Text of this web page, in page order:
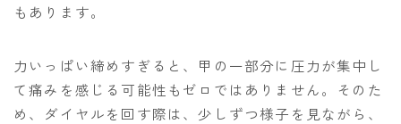
もあります。
力いっぱい締めすぎると、甲の一部分に圧力が集中し
て痛みを感じる可能性もゼロではありません。そのた
め、ダイヤルを回す際は、少しずつ様子を見ながら、